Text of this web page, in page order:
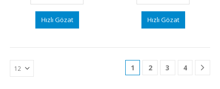
Hızlı Gözat Hızlı Gözat
1 2 3 4